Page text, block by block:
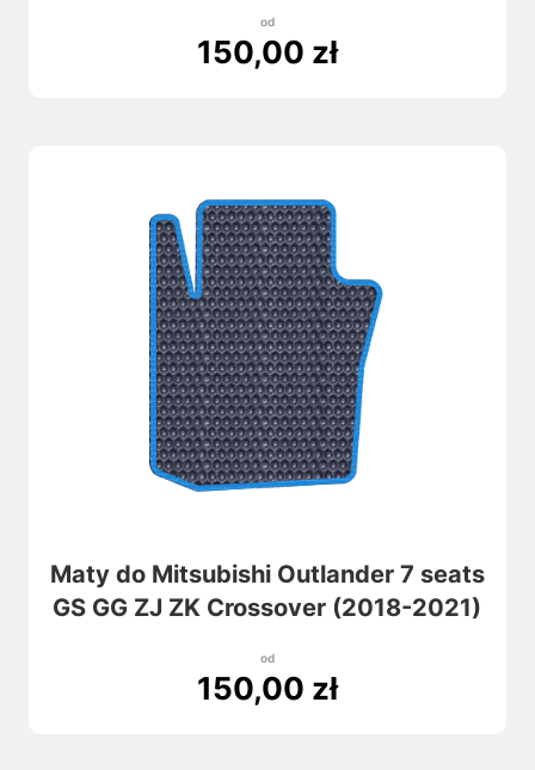
od
150,00 zł
Maty do Mitsubishi Outlander 7 seats
GS GG ZJ ZK Crossover (2018-2021)
od
150,00 zł